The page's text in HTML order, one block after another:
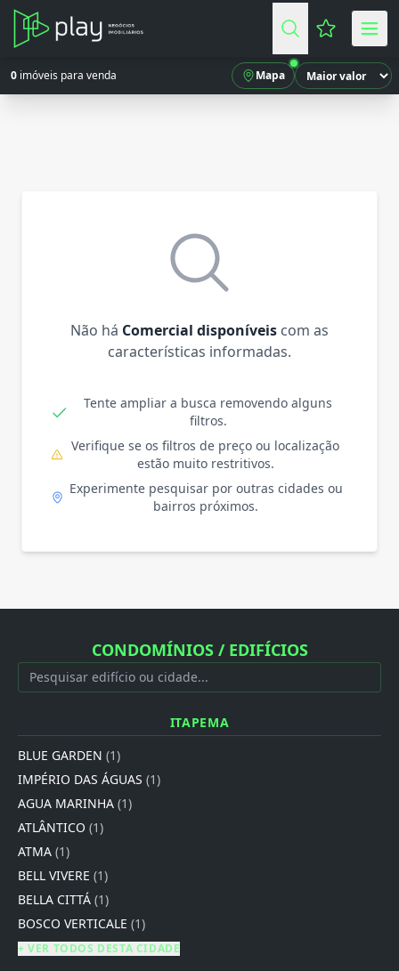
Favoritos
0 imóveis para venda Mapa
Não há Comercial disponíveis com as
características informadas.
Tente ampliar a busca removendo alguns
filtros.
Verifique se os filtros de preço ou localização
estão muito restritivos.
Experimente pesquisar por outras cidades ou
bairros próximos.
CONDOMÍNIOS / EDIFÍCIOS
ITAPEMA
BLUE GARDEN (1)
IMPÉRIO DAS ÁGUAS (1)
AGUA MARINHA (1)
ATLÂNTICO (1)
ATMA (1)
BELL VIVERE (1)
BELLA CITTÁ (1)
BOSCO VERTICALE (1)
+ VER TODOS DESTA CIDADE